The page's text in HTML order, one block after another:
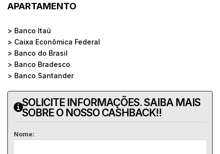
APARTAMENTO
> Banco Itaú
> Caixa Econômica Federal
> Banco do Brasil
> Banco Bradesco
> Banco Santander
SOLICITE INFORMAÇÕES. SAIBA MAIS
SOBRE O NOSSO CASHBACK!!
Nome: